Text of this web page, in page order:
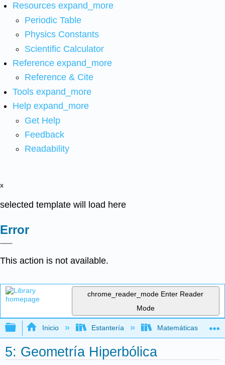
Resources expand_more
Periodic Table
Physics Constants
Scientific Calculator
Reference expand_more
Reference & Cite
Tools expand_more
Help expand_more
Get Help
Feedback
Readability
x
selected template will load here
Error
This action is not available.
chrome_reader_mode Enter Reader
Mode
Expandir/contraer jerarquía global
Inicio Estantería Matemáticas
5: Geometría Hiperbólica